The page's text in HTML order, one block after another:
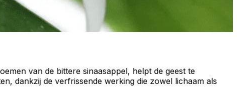
van de bittere sinaasappel, helpt de geest te
, dankzij de verfrissende werking die zowel lichaam als